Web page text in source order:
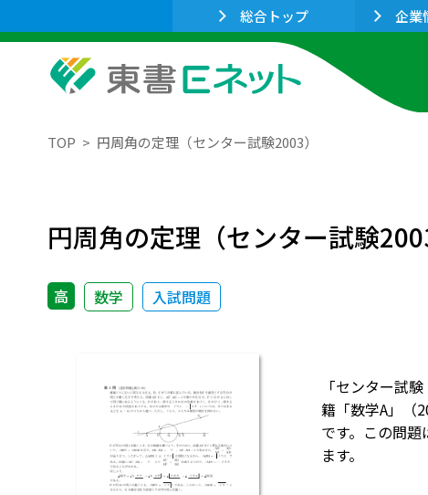
総合トップ 企業
TOP 円周角の定理（センター試験2003）
円周角の定理（センター試験
高 数学 入試問題
「センター試
籍「数学A」（
です。この問
ます。